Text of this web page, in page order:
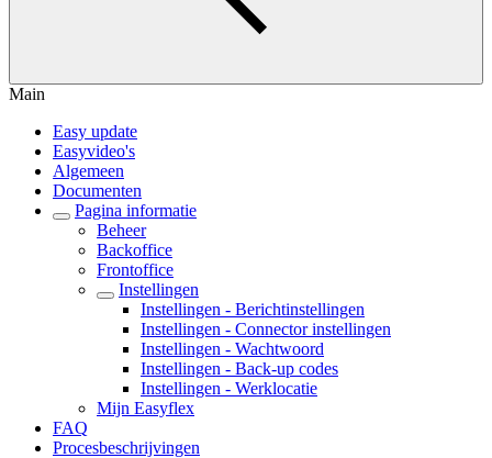
Main
Easy update
Easyvideo's
Algemeen
Documenten
Pagina informatie
Beheer
Backoffice
Frontoffice
Instellingen
Instellingen - Berichtinstellingen
Instellingen - Connector instellingen
Instellingen - Wachtwoord
Instellingen - Back-up codes
Instellingen - Werklocatie
Mijn Easyflex
FAQ
Procesbeschrijvingen